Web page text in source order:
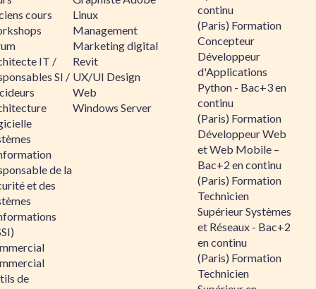
cours
IT /
SI /
de la
et des
de
Linux
Management
Marketing digital
Revit
UX/UI Design
Web
Windows Server
continu
(Paris) Formation
Concepteur
Développeur
d'Applications
Python - Bac+3 en
continu
(Paris) Formation
Développeur Web
et Web Mobile –
Bac+2 en continu
(Paris) Formation
Technicien
Supérieur Systèmes
et Réseaux - Bac+2
en continu
(Paris) Formation
Technicien